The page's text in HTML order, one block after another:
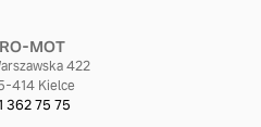
MOT
422
414 Kielce
362 75 75